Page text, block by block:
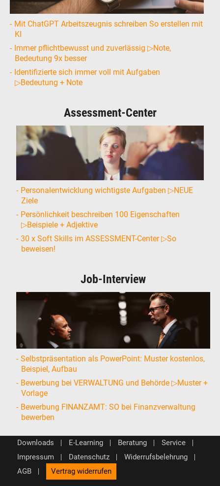
Mit ChatGPT Arbeitszeugnis schreiben So erstellen mit
KI
Immer pflichtbewusst und zuverlässig ▷Note,
Bedeutung 9x besser
Identifizierte sich immer voll mit Aufgaben
▷Bedeutung + Note
Assessment-Center
Personalentwicklung wichtigste Aufgaben ▷NEUE
Ziele
Persönlichkeit beschreiben 100 Eigenschaften
▷Beispiele + Adjektive
30 x Soft Skills im ASSESSMENT-Center ▷So
beweisen!
Job-Interview
Selbstpräsentation als PowerPoint: Muster kostenlos,
Beispiel, Aufbau
Bewerbung bei VERWALTUNG und Behörde ▷Muster +
Vorlage
Bewerbung FINANZAMT: SO bei Finanzverwaltung
bewerben
Downloads E-Learning Beratung
Service
Impressum
Datenschutz
Widerrufsbelehrung
AGB
Vertrag widerrufen